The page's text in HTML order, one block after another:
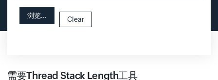
Input field
Input field
浏览... Clear
需要Thread Stack Length工具